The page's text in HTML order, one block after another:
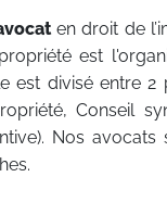
en droit de
est
est divisé entre 2
Conseil
Nos